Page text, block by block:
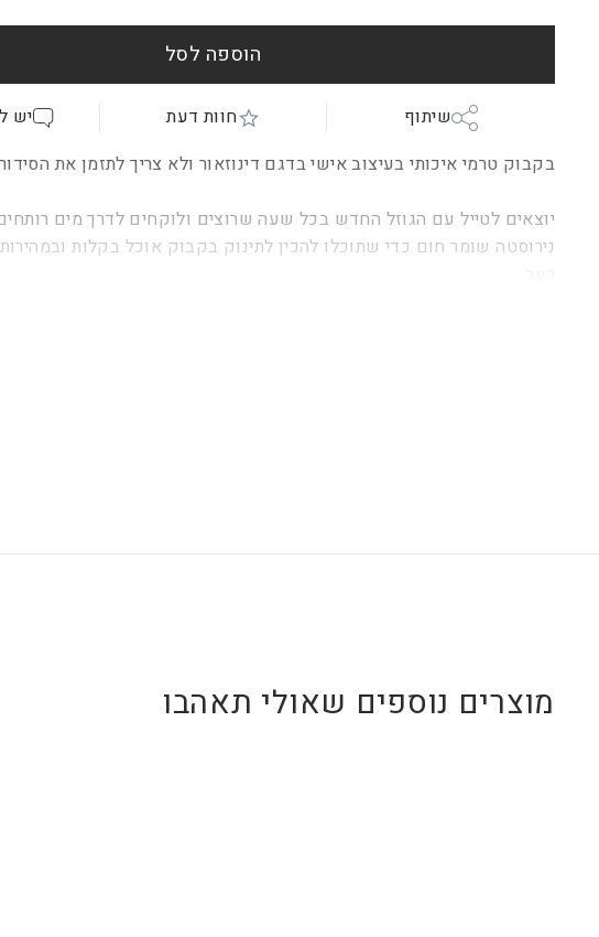
הוספה לסל
שיתוף חוות דעת
יש
בקבוק טרמי איכותי בעיצוב אישי בדגם דינוזאור ולא צריך לתזמן את
יוצאים לטייל עם הגוזל החדש בכל שעה שרוצים ולוקחים לדרך מים
נירוסטה שומר חום כדי שתוכלו להכין לתינוק בקבוק אוכל בקלות
מוצרים נוספים שאולי תאהבו